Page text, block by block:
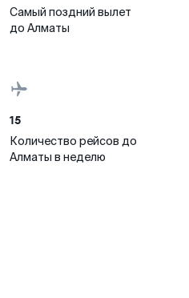
Самый поздний вылет
до Алматы
15
Количество рейсов до
Алматы в неделю